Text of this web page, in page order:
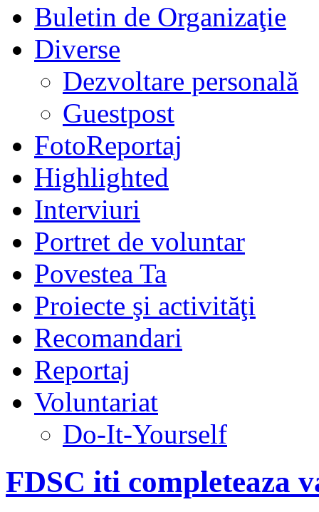
Buletin de Organizaţie
Diverse
Dezvoltare personală
Guestpost
FotoReportaj
Highlighted
Interviuri
Portret de voluntar
Povestea Ta
Proiecte şi activităţi
Recomandari
Reportaj
Voluntariat
Do-It-Yourself
FDSC iti completeaza